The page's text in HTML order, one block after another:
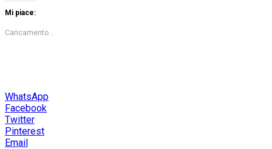
Mi piace:
Caricamento...
WhatsApp
Facebook
Twitter
Pinterest
Email